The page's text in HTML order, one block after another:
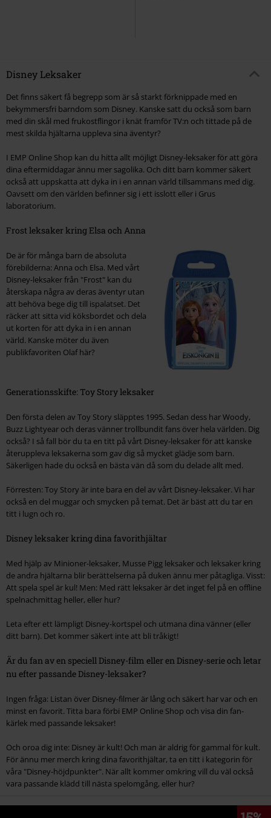
Disney Leksaker
Det finns säkert få begrepp som är så starkt förknippade med en
bekymmersfri barndom som Disney. Kanske satt du också som barn
med din skål med frukostflingor i knät framför TV:n och tittade på de
mest skilda hjältarna uppleva sina äventyr?
I EMP Online Shop kan du hitta allt möjligt Disney-leksaker för att göra
dina eftermiddagar ännu mer sagolika. Och ditt barn kommer säkert
också att uppskatta att dyka in i en annan värld tillsammans med dig.
Oavsett om den världen befinner sig i ett isslott eller i Grus
laboratorium.
Frost leksaker kring Elsa och Anna
De är för många barn de absoluta
förebilderna: Anna och Elsa. Med vårt
Disney-leksaker från "Frost" kan du
återskapa några av deras äventyr utan
att behöva bege dig till ispalatset. Det
räcker att sitta vid köksbordet och dela
ut korten för att dyka in i en annan
värld. Kanske möter du även
publikfavoriten Olaf här?
Generationsskifte: Toy Story leksaker
Den första delen av Toy Story släpptes 1995. Sedan dess har Woody,
Buzz Lightyear och deras vänner trollbundit fans över hela världen. Dig
också? I så fall bör du ta en titt på vårt Disney-leksaker för att kanske
återuppleva leksakerna som gav dig så mycket glädje som barn.
Säkerligen hade du också en bästa vän då som du delade allt med.
Förresten: Toy Story är inte bara en del av vårt Disney-leksaker. Vi har
också en del muggar och smycken på temat. Det är bäst att du tar en
titt i lugn och ro.
Disney leksaker kring dina favorithjältar
Med hjälp av Minioner-leksaker, Musse Pigg leksaker och leksaker kring
de andra hjältarna blir berättelserna på duken ännu mer påtagliga. Visst:
Att spela spel är kul! Men: Med rätt leksaker är det inget fel på en offline
spelnachmittag heller, eller hur?
Leta efter ett lämpligt Disney-kortspel och utmana dina vänner (eller
ditt barn). Det kommer säkert inte att bli tråkigt!
Är du fan av en speciell Disney-film eller en Disney-serie och letar
nu efter passande Disney-leksaker?
Ingen fråga: Listan över Disney-filmer är lång och säkert har var och en
minst en favorit. Titta bara förbi EMP Online Shop och visa din fan-
kärlek med passande leksaker!
Och oroa dig inte: Disney är kult! Och man är aldrig för gammal för kult.
För ännu mer merch kring dina favorithjältar, ta en titt i kategorin för
våra "Disney-höjdpunkter". När allt kommer omkring vill du väl också
vara passande klädd till nästa spelomgång, eller hur?